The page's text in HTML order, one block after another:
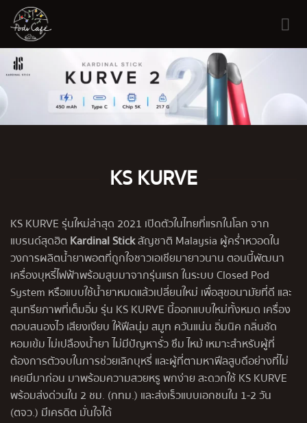
Skip
content
KS KURVE
KS KURVE รุ่นใหม่ล่าสุด 2021 เปิดตัวในไทยที่แรกในโลก จาก
แบรนด์สุดฮิต Kardinal Stickสัญชาติ Malaysia ผู้คร่ำหวอดใน
วงการผลิตน้ำยาพอตที่ถูกใจชาวเอเชียมายาวนาน ตอนนี้พัฒนา
เครื่องบุหรี่ไฟฟ้าพร้อมสูบมาจากรุ่นแรก ในระบบ Closed Pod
System หรือแบบใช้น้ำยาหมดแล้วเปลี่ยนใหม่ เพื่อสุขอนามัยที่ดี และ
สุนทรียภาพที่เต็มอิ่ม รุ่น KS KURVE นี้ออกแบบใหม่ทั้งหมด เครื่อง
ตอบสนองไว เสียงเงียบ ให้ฟีลนุ่ม สมูท ควันแน่น อิ่มนิค กลิ่นชัด
หอมเข้ม ไม่เปลืองน้ำยา ไม่มีปัญหารั่ว ซึม ไหม้ เหมาะสำหรับผู้ที่
ต้องการตัวจบในการช่วยเลิกบุหรี่ และผู้ที่ตามหาฟีลสูบดีอย่างที่ไม่
เคยมีมาก่อน มาพร้อมความสวยหรู พกง่าย สะดวกใช้ KS KURVE
พร้อมส่งด่วนใน 2 ชม. (กทม.)​ และส่งเร็วแบบเอกชนใน 1-2 วัน
(ตจว.) มีเครดิต มั่นใจได้